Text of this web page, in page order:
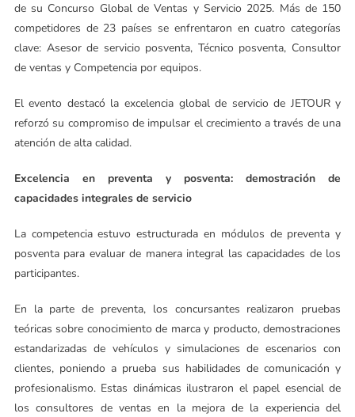
de su Concurso Global de Ventas y Servicio 2025. Más de 150
competidores de 23 países se enfrentaron en cuatro categorías
clave: Asesor de servicio posventa, Técnico posventa, Consultor
de ventas y Competencia por equipos.
El evento destacó la excelencia global de servicio de JETOUR y
reforzó su compromiso de impulsar el crecimiento a través de una
atención de alta calidad.
Excelencia en preventa y posventa: demostración de
capacidades integrales de servicio
La competencia estuvo estructurada en módulos de preventa y
posventa para evaluar de manera integral las capacidades de los
participantes.
En la parte de preventa, los concursantes realizaron pruebas
teóricas sobre conocimiento de marca y producto, demostraciones
estandarizadas de vehículos y simulaciones de escenarios con
clientes, poniendo a prueba sus habilidades de comunicación y
profesionalismo. Estas dinámicas ilustraron el papel esencial de
los consultores de ventas en la mejora de la experiencia del